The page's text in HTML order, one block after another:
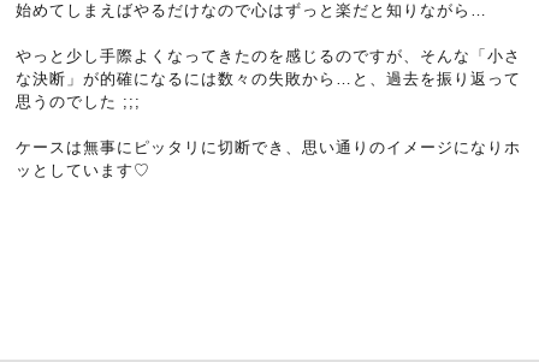
始めてしまえばやるだけなので心はずっと楽だと知りながら…
やっと少し手際よくなってきたのを感じるのですが、そんな「小さ
な決断」が的確になるには数々の失敗から…と、過去を振り返って
思うのでした ;;;
ケースは無事にピッタリに切断でき、思い通りのイメージになりホ
ッとしています♡